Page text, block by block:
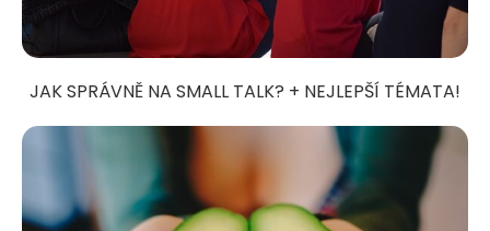
JAK SPRÁVNĚ NA SMALL TALK? + NEJLEPŠÍ TÉMATA!